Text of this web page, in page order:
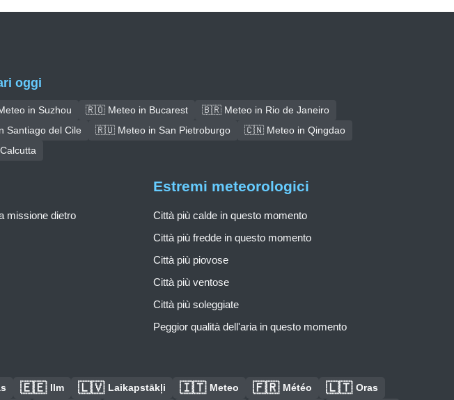
oggi
in Suzhou 🇷🇴 Meteo in Bucarest
🇧🇷 Meteo in Rio de Janeiro
del Cile 🇷🇺 Meteo in San Pietroburgo
🇨🇳 Meteo in Qingdao
missione dietro
Estremi meteorologici
Città più calde in questo momento
Città più fredde in questo momento
Città più piovose
Città più ventose
Città più soleggiate
Peggior qualità dell'aria in questo momento
🇪🇪 Ilm 🇱🇻 Laikapstākļi 🇮🇹 Meteo 🇫🇷 Météo 🇱🇹 Oras